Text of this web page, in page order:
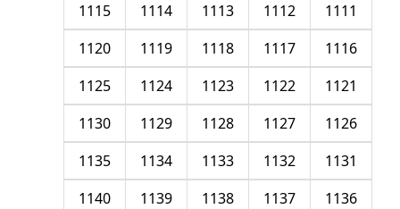
1111
1112
1113
1114
1115
1116
1117
1118
1119
1120
1121
1122
1123
1124
1125
1126
1127
1128
1129
1130
1131
1132
1133
1134
1135
1136
1137
1138
1139
1140